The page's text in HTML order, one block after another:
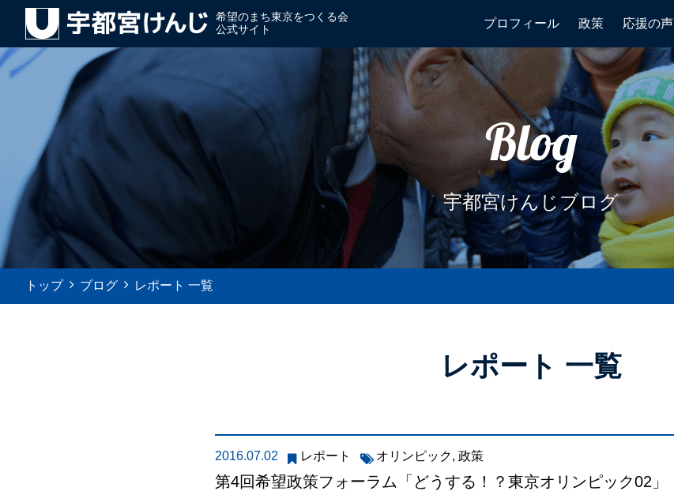
希望のまち東京をつくる会
公式サイト
プロフィール 政策 応援の声
Blog
宇都宮けんじブログ
トップ ブログ レポート 一覧
レポート 一覧
2016.07.02 レポート オリンピック, 政策
第4回希望政策フォーラム「どうする！？東京オリンピック02」